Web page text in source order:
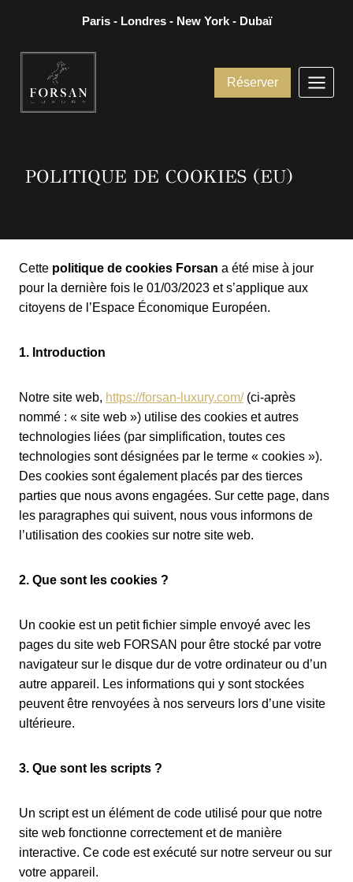
Paris - Londres - New York - Dubaï
Réserver
POLITIQUE DE COOKIES (EU)
Cette politique de cookies Forsan a été mise à jour
pour la dernière fois le 01/03/2023 et s’applique aux
citoyens de l’Espace Économique Européen.
1. Introduction
Notre site web, https://forsan-luxury.com/(ci-après
nommé : « site web ») utilise des cookies et autres
technologies liées (par simplification, toutes ces
technologies sont désignées par le terme « cookies »).
Des cookies sont également placés par des tierces
parties que nous avons engagées. Sur cette page, dans
les paragraphes qui suivent, nous vous informons de
l’utilisation des cookies sur notre site web.
2. Que sont les cookies ?
Un cookie est un petit fichier simple envoyé avec les
pages du site web FORSAN pour être stocké par votre
navigateur sur le disque dur de votre ordinateur ou d’un
autre appareil. Les informations qui y sont stockées
peuvent être renvoyées à nos serveurs lors d’une visite
ultérieure.
3. Que sont les scripts ?
Un script est un élément de code utilisé pour que notre
site web fonctionne correctement et de manière
interactive. Ce code est exécuté sur notre serveur ou sur
votre appareil.